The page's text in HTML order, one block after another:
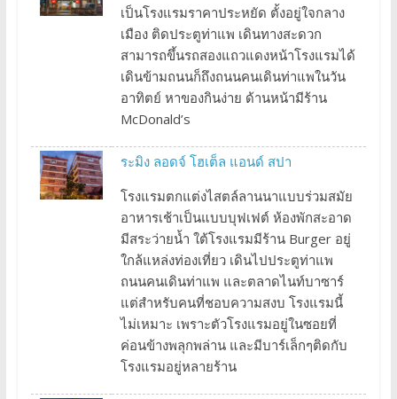
เป็นโรงแรมราคาประหยัด ตั้งอยู่ใจกลาง
เมือง ติดประตูท่าแพ เดินทางสะดวก
สามารถขึ้นรถสองแถวแดงหน้าโรงแรมได้
เดินข้ามถนนก็ถึงถนนคนเดินท่าแพในวัน
อาทิตย์ หาของกินง่าย ด้านหน้ามีร้าน
McDonald’s
ระมิง ลอดจ์ โฮเต็ล แอนด์ สปา
โรงแรมตกแต่งไสตล์ลานนาแบบร่วมสมัย
อาหารเช้าเป็นแบบบุฟเฟต์ ห้องพักสะอาด
มีสระว่ายน้ำ ใต้โรงแรมมีร้าน Burger อยู่
ใกล้แหล่งท่องเที่ยว เดินไปประตูท่าแพ
ถนนคนเดินท่าแพ และตลาดไนท์บาซาร์
แต่สำหรับคนที่ชอบความสงบ โรงแรมนี้
ไม่เหมาะ เพราะตัวโรงแรมอยู่ในซอยที่
ค่อนข้างพลุกพล่าน และมีบาร์เล็กๆติดกับ
โรงแรมอยู่หลายร้าน